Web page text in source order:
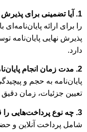
1. آیا تضمینی برای پذیرش پایان‌نامه وجود دارد؟
را برای ارائه
پذیرش نهایی پایان‌نامه
دارد.
2. مدت زمان انجام پایان‌نامه چقدر است؟
پایان‌نامه به حجم و
تعیین جزئیات، زمان
3. چه نوع پرداخت‌هایی را قبول می‌کنید؟
شامل پرداخت آنلاین و